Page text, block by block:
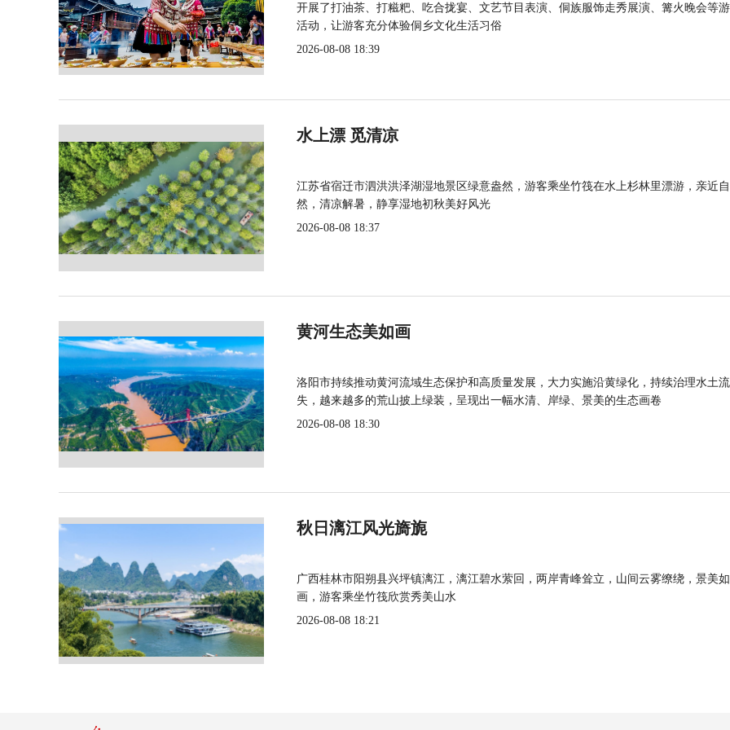
开展了打油茶、打糍粑、吃合拢宴、文艺节目表演、侗族服饰走秀展演、篝火晚会等
活动，让游客充分体验侗乡文化生活习俗
2026-08-08 18:39
水上漂 觅清凉
江苏省宿迁市泗洪洪泽湖湿地景区绿意盎然，游客乘坐竹筏在水上杉林里漂游，亲近自
然，清凉解暑，静享湿地初秋美好风光
2026-08-08 18:37
黄河生态美如画
洛阳市持续推动黄河流域生态保护和高质量发展，大力实施沿黄绿化，持续治理水土流
失，越来越多的荒山披上绿装，呈现出一幅水清、岸绿、景美的生态画卷
2026-08-08 18:30
秋日漓江风光旖旎
广西桂林市阳朔县兴坪镇漓江，漓江碧水萦回，两岸青峰耸立，山间云雾缭绕，景美如
画，游客乘坐竹筏欣赏秀美山水
2026-08-08 18:21